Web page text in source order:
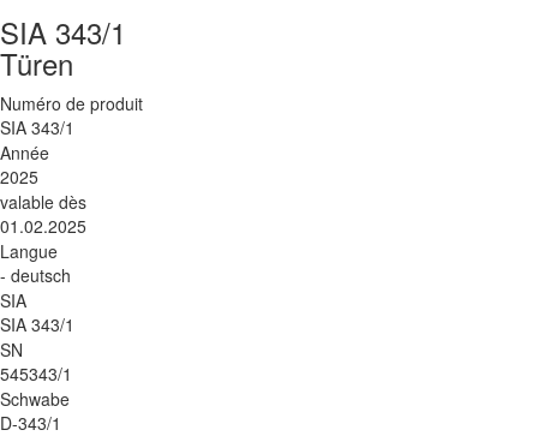
SIA 343/1
Türen
Numéro de produit
SIA 343/1
Année
2025
valable dès
01.02.2025
Langue
- deutsch
SIA
SIA 343/1
SN
545343/1
Schwabe
D-343/1